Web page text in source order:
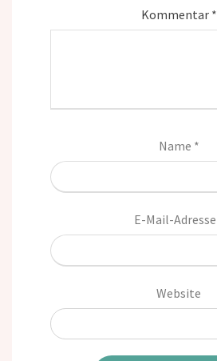
Kommentar *
Name *
E-Mail-Adresse
Website